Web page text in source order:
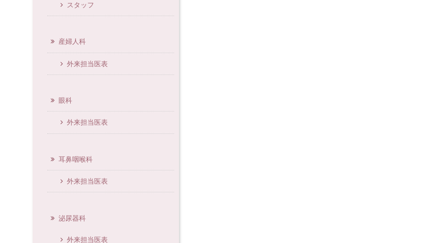
スタッフ
産婦人科
外来担当医表
眼科
外来担当医表
耳鼻咽喉科
外来担当医表
泌尿器科
外来担当医表